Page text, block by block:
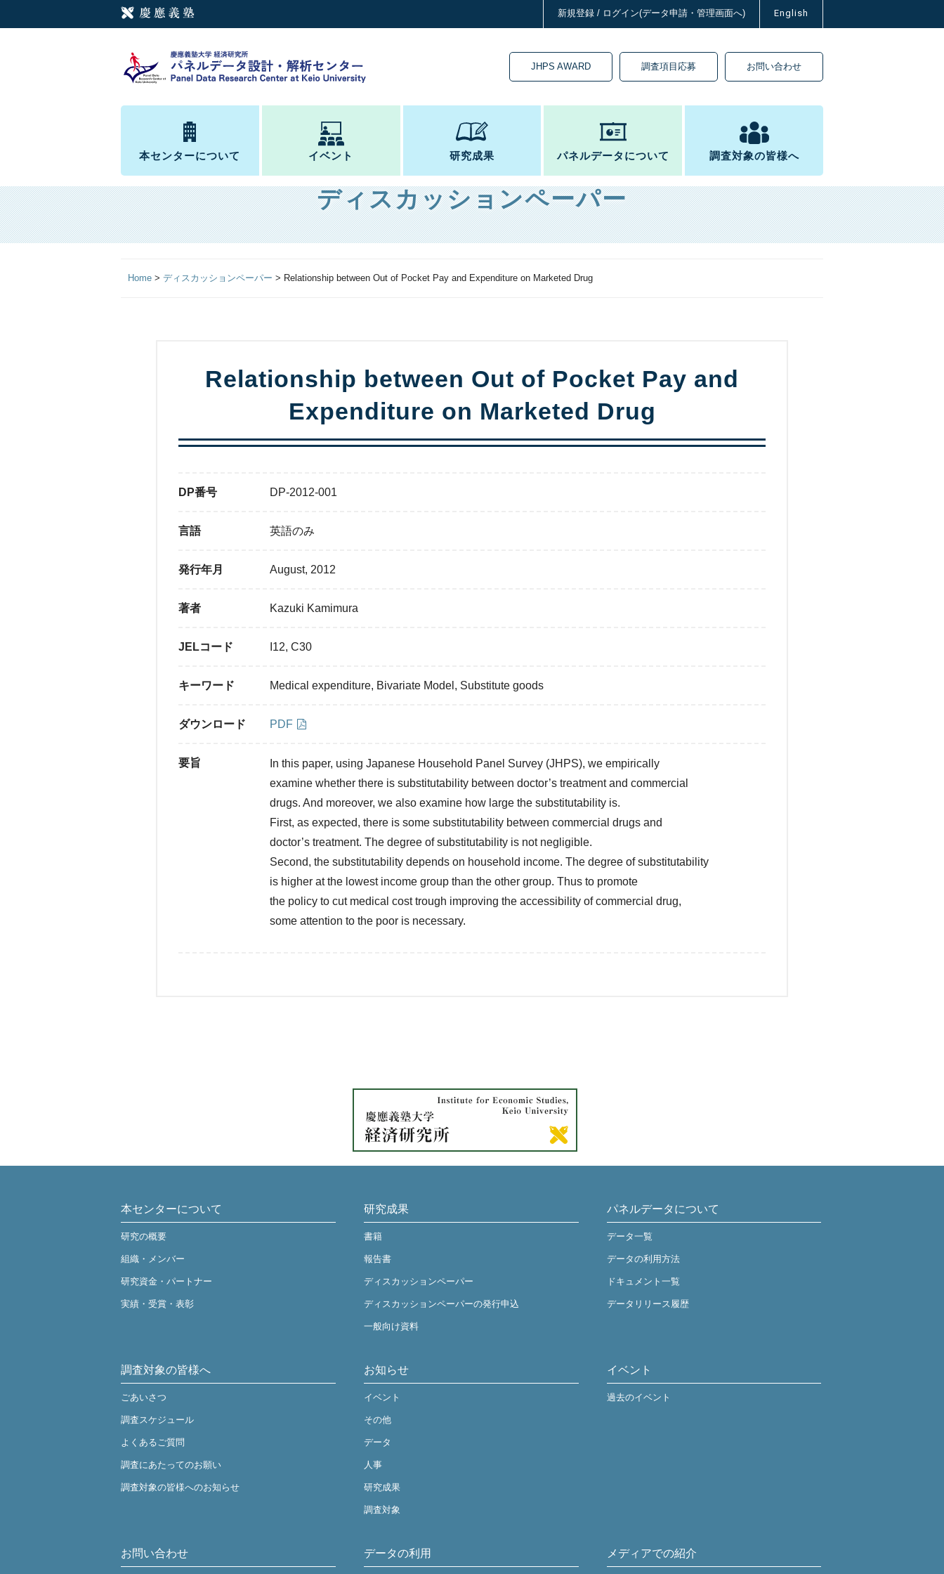
新規登録 / ログイン(データ申請・管理画面へ) English
JHPS AWARD 調査項目応募 お問い合わせ
本センターについて イベント 研究成果 パネルデータについて 調査対象の皆様へ
ディスカッションペーパー
Home > ディスカッションペーパー > Relationship between Out of Pocket Pay and Expenditure on Marketed Drug
Relationship between Out of Pocket Pay and
Expenditure on Marketed Drug
DP番号 DP-2012-001
言語 英語のみ
発行年月 August, 2012
著者 Kazuki Kamimura
JELコード I12, C30
キーワード Medical expenditure, Bivariate Model, Substitute goods
ダウンロード PDF
要旨
In this paper, using Japanese Household Panel Survey (JHPS), we empirically
examine whether there is substitutability between doctor’s treatment and commercial
drugs. And moreover, we also examine how large the substitutability is.
First, as expected, there is some substitutability between commercial drugs and
doctor’s treatment. The degree of substitutability is not negligible.
Second, the substitutability depends on household income. The degree of substitutability
is higher at the lowest income group than the other group. Thus to promote
the policy to cut medical cost trough improving the accessibility of commercial drug,
some attention to the poor is necessary.
本センターについて
研究の概要
組織・メンバー
研究資金・パートナー
実績・受賞・表彰
研究成果
書籍
報告書
ディスカッションペーパー
ディスカッションペーパーの発行申込
一般向け資料
パネルデータについて
データ一覧
データの利用方法
ドキュメント一覧
データリリース履歴
調査対象の皆様へ
ごあいさつ
調査スケジュール
よくあるご質問
調査にあたってのお願い
調査対象の皆様へのお知らせ
お知らせ
イベント
その他
データ
人事
研究成果
調査対象
イベント
過去のイベント
お問い合わせ データの利用 メディアでの紹介